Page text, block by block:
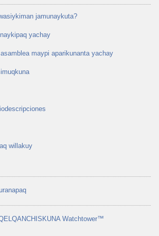
jamunaykuta?
yachay
maypi aparikunanta yachay
willakuy
Watchtower™